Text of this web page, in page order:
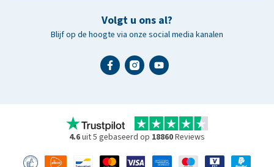
Volgt u ons al?
Blijf op de hoogte via onze social media kanalen
4.6uit 5 gebaseerd op 18860Reviews